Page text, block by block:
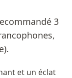
3
et un éclat